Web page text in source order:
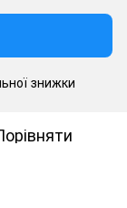
знижки